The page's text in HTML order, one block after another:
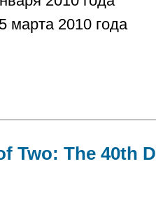
марта 2010 года
Two: The 40th